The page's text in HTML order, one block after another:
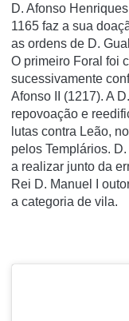
D. Afonso
1165 faz a sua
as ordens de D.
O primeiro Foral foi
sucessivamente
Afonso II (1217). A
repovoação e
lutas contra Leão,
pelos Templários.
a realizar junto da
Rei D. Manuel I
a categoria de vila.